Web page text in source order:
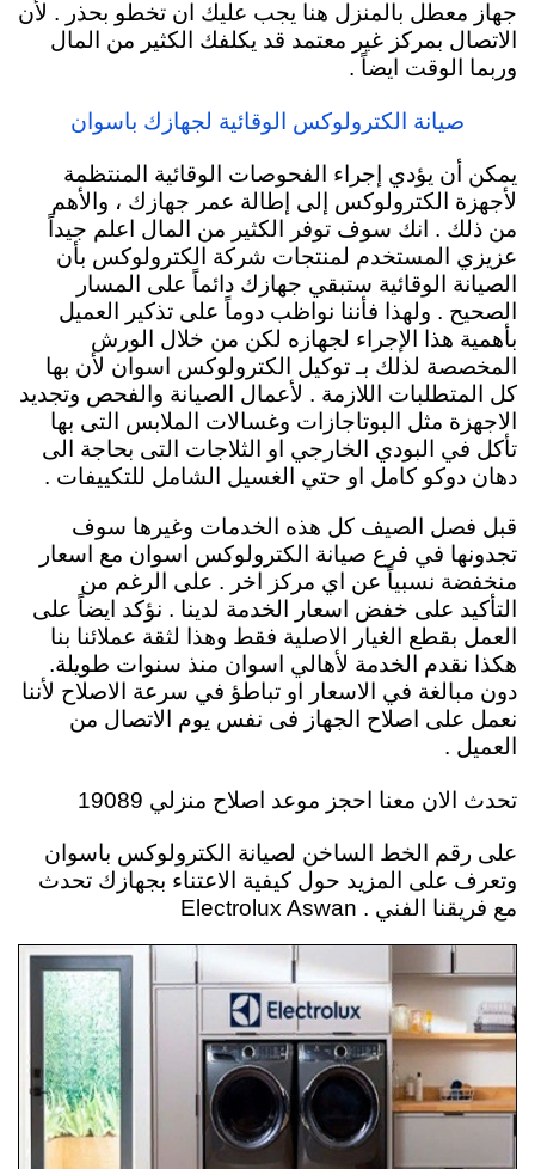
جهاز معطل بالمنزل هنا يجب عليك ان تخطو بحذر . لأن
الاتصال بمركز غير معتمد قد يكلفك الكثير من المال
وربما الوقت ايضاً .
صيانة الكترولوكس الوقائية لجهازك باسوان
يمكن أن يؤدي إجراء الفحوصات الوقائية المنتظمة
لأجهزة الكترولوكس إلى إطالة عمر جهازك ، والأهم
من ذلك . انك سوف توفر الكثير من المال اعلم جيداً
عزيزي المستخدم لمنتجات شركة الكترولوكس بأن
الصيانة الوقائية ستبقي جهازك دائماً على المسار
الصحيح . ولهذا فأننا نواظب دوماً على تذكير العميل
بأهمية هذا الإجراء لجهازه لكن من خلال الورش
المخصصة لذلك بـ توكيل الكترولوكس اسوان لأن بها
كل المتطلبات اللازمة . لأعمال الصيانة والفحص وتجديد
الاجهزة مثل البوتاجازات وغسالات الملابس التى بها
تأكل في البودي الخارجي او الثلاجات التى بحاجة الى
دهان دوكو كامل او حتي الغسيل الشامل للتكييفات .
قبل فصل الصيف كل هذه الخدمات وغيرها سوف
تجدونها في فرع صيانة الكترولوكس اسوان مع اسعار
منخفضة نسبياً عن اي مركز اخر . على الرغم من
التأكيد على خفض اسعار الخدمة لدينا . نؤكد ايضاً على
العمل بقطع الغيار الاصلية فقط وهذا لثقة عملائنا بنا
هكذا نقدم الخدمة لأهالي اسوان منذ سنوات طويلة.
دون مبالغة في الاسعار او تباطؤ في سرعة الاصلاح لأننا
نعمل على اصلاح الجهاز فى نفس يوم الاتصال من
العميل .
تحدث الان معنا احجز موعد اصلاح منزلي 19089
على رقم الخط الساخن لصيانة الكترولوكس باسوان
وتعرف على المزيد حول كيفية الاعتناء بجهازك تحدث
مع فريقنا الفني . Electrolux Aswan